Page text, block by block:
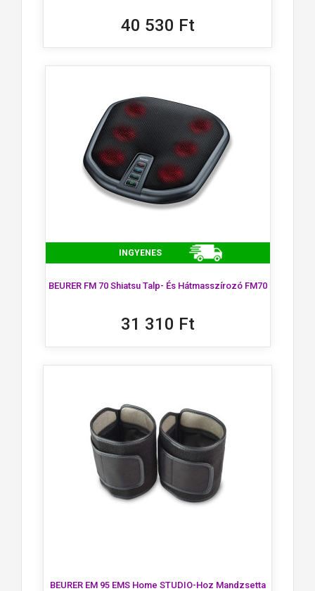
40 530 Ft
INGYENES
BEURER FM 70 Shiatsu Talp- És Hátmasszírozó FM70
31 310 Ft
BEURER EM 95 EMS Home STUDIO-Hoz Mandzsetta